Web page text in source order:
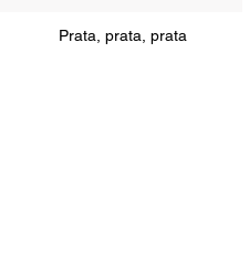
Prata, prata, prata